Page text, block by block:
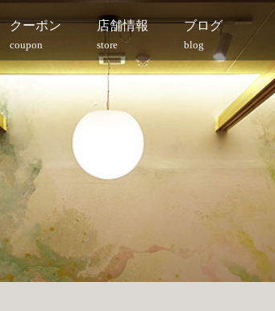
クーポン
coupon
店舗情報
store
ブログ
blog